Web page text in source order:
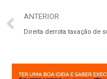
ANTERIOR